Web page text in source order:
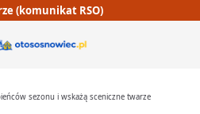
(komunikat RSO)
sezonu i wskażą sceniczne twarze